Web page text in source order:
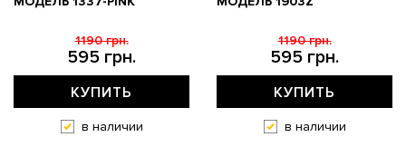
595 грн.
1190 грн.
КУПИТЬ
в наличии
595 грн.
1190 грн.
КУПИТЬ
в наличии